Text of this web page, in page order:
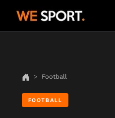
Football
FOOTBALL